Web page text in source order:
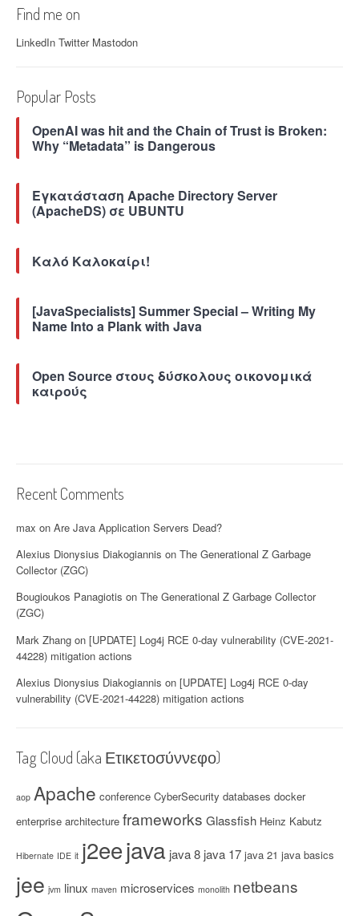
ε
ο
–
r
i
W
f
”
Find me on
LinkedIn Twitter Mastodon
Popular Posts
OpenAI was hit and the Chain of Trust is Broken:
Why “Metadata” is Dangerous
Εγκατάσταση Apache Directory Server
(ApacheDS) σε UBUNTU
Καλό Καλοκαίρι!
[JavaSpecialists] Summer Special – Writing My
Name Into a Plank with Java
Open Source στους δύσκολους οικονομικά
καιρούς
Recent Comments
max on Are Java Application Servers Dead?
Alexius Dionysius Diakogiannis on The Generational Z Garbage
Collector (ZGC)
Bougioukos Panagiotis on The Generational Z Garbage Collector
(ZGC)
Mark Zhang on [UPDATE] Log4j RCE 0-day vulnerability (CVE-2021-
44228) mitigation actions
Alexius Dionysius Diakogiannis on [UPDATE] Log4j RCE 0-day
vulnerability (CVE-2021-44228) mitigation actions
Tag Cloud (aka Ετικετοσύννεφο)
aop Apache conference CyberSecurity databases docker
enterprise architecture frameworks Glassfish Heinz Kabutz
Hibernate IDE it j2eejava java 8 java 17 java 21 java basics
jee jvm linux maven microservices monolith netbeans